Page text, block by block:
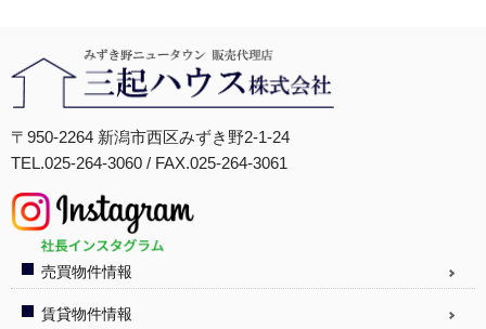
〒950-2264 新潟市西区みずき野2-1-24
TEL.025-264-3060 / FAX.025-264-3061
売買物件情報
賃貸物件情報